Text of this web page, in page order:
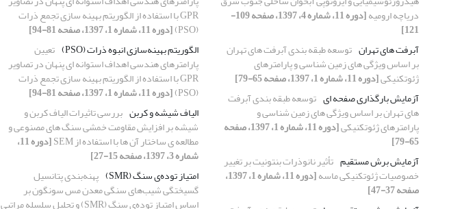
دریاچه ارومیه [دوره 11، شماره 4، 1397، صفحه 109-
121]
آبرفت های تهران توسعه طبقه بندی آبرفت های تهران
بر اساس ویژگی های زمین شناسی و پارامترهای
ژئوتکنیکی[دوره 11، شماره 1، 1397، صفحه 65-79]
آزمایش بارگذاری صفحه ای توسعه طبقه بندی آبرفت
های تهران بر اساس ویژگی های زمین شناسی و
پارامترهای ژئوتکنیکی [دوره 11، شماره 1، 1397، صفحه
65-79]
آزمایش برش مستقیم تأثیر نانوذرات بنتونیت بر تغییر
خصوصیات ژئوتکنیکی ماسه [دوره 11، شماره 1، 1397،
صفحه 37-47]
‏GPR‏ با استفاده از الگوریتم ‏بهینه سازی تجمع ذرات
[دوره 11، شماره 1، 1397، صفحه 81-94]
الگوریتم بهینه‌سازی ‏انبوه ذرات (‏PSO‏)‏
تعیین
پارامتر‌های هندسی اهداف استوانه ای پنهان در تصاویر
‏GPR‏ با استفاده از الگوریتم ‏بهینه سازی تجمع ذرات
[دوره 11، شماره 1، 1397، صفحه 81-94]
الیاف شیشه و کربن بررسی تاثیرات الیاف کربن و
شیشه بر افزایش مقاومت خمشی سنگ های مصنوعی و
مطالعه ی ساختار آن ها با استفاده از SEM [دوره 11،
شماره 3، 1397، صفحه 15-27]
امتیاز توده‌ی سنگ (SMR)
پهنه‌بندی پتانسیل
گسیختگی شیب‌های سنگی معدن مس سونگون بر
اساس امتیاز توده‌ی سنگ (SMR) و تحلیل سلسله مراتبی